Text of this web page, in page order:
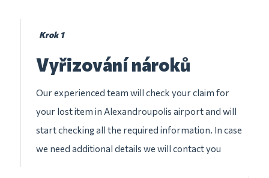
Krok 1
Vyřizování nároků
Our experienced team will check your claim for
your lost item in Alexandroupolis airport and will
start checking all the required information. In case
we need additional details we will contact you